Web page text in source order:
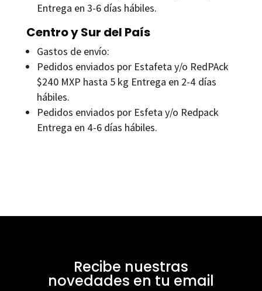
Entrega en 3-6 días hábiles.
Centro y Sur del País
Gastos de envío:
Pedidos enviados por Estafeta y/o RedPAck
$240 MXP hasta 5 kg Entrega en 2-4 días
hábiles.
Pedidos enviados por Esfeta y/o Redpack
Entrega en 4-6 días hábiles.
Recibe nuestras
novedades en tu email